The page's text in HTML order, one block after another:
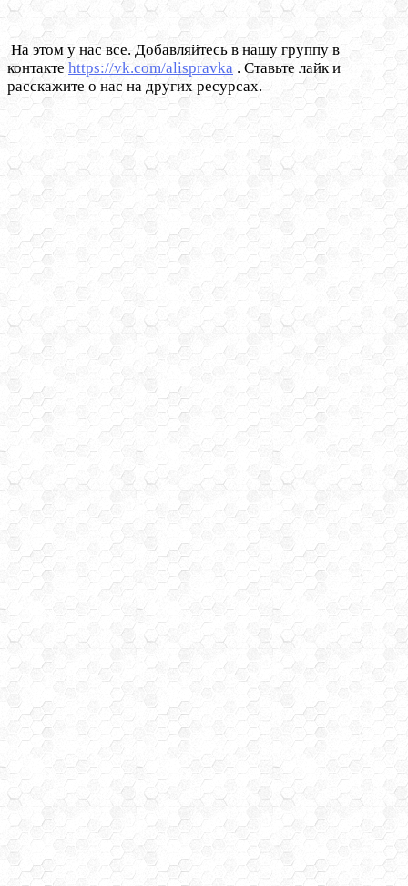
На этом у нас все. Добавляйтесь в нашу группу в
контакте https://vk.com/alispravka . Ставьте лайк и
расскажите о нас на других ресурсах.